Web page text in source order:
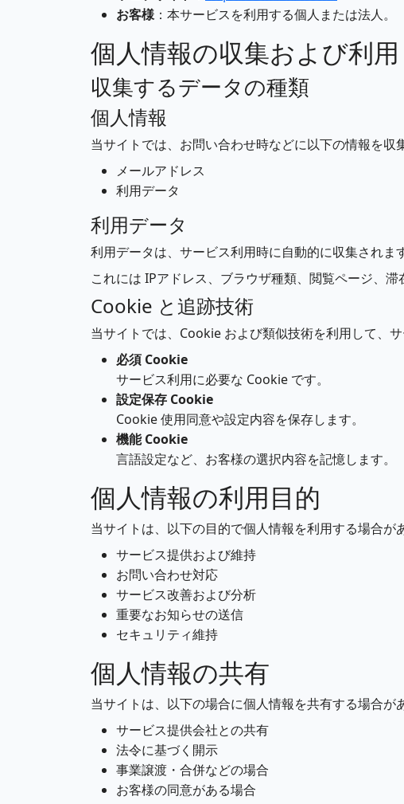
お客様：本サービスを利用する個人または法人。
個人情報の収集および利用
収集するデータの種類
個人情報
当サイトでは、お問い合わせ時などに以下の情報を収
メールアドレス
利用データ
利用データ
利用データは、サービス利用時に自動的に収集されます
これには IPアドレス、ブラウザ種類、閲覧ページ、
Cookie と追跡技術
当サイトでは、Cookie および類似技術を利用して、
必須 Cookie
サービス利用に必要な Cookie です。
設定保存 Cookie
Cookie 使用同意や設定内容を保存します。
機能 Cookie
言語設定など、お客様の選択内容を記憶します。
個人情報の利用目的
当サイトは、以下の目的で個人情報を利用する場合が
サービス提供および維持
お問い合わせ対応
サービス改善および分析
重要なお知らせの送信
セキュリティ維持
個人情報の共有
当サイトは、以下の場合に個人情報を共有する場合が
サービス提供会社との共有
法令に基づく開示
事業譲渡・合併などの場合
お客様の同意がある場合